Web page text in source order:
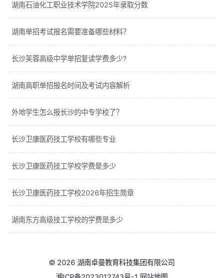
湖南石油化工职业技术学院2025年录取分数
湖南单招考试报名需要准备哪些材料？
长沙芙蓉高级中学单招复读学费多少?
湖南高职单招报名时间及考试内容解析
外地学生怎么报长沙的中专学校了？
长沙卫康医药技工学校有哪些专业
长沙卫康医药技工学校学费是多少
长沙卫康医药技工学校2026年招生简章
湖南东方高级技工学校的学费是多少
© 2026 湖南卓曼教育科技集团有限公司